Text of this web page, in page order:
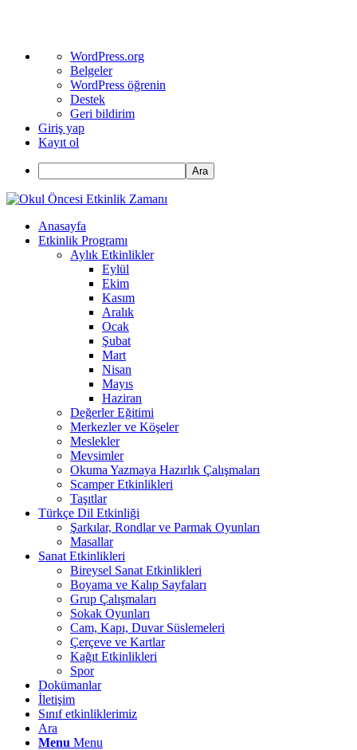
WordPress
hakkında
WordPress.org
Belgeler
WordPress öğrenin
Destek
Geri bildirim
Giriş yap
Kayıt ol
Ara
Anasayfa
Etkinlik Programı
Aylık Etkinlikler
Eylül
Ekim
Kasım
Aralık
Ocak
Şubat
Mart
Nisan
Mayıs
Haziran
Değerler Eğitimi
Merkezler ve Köşeler
Meslekler
Mevsimler
Okuma Yazmaya Hazırlık Çalışmaları
Scamper Etkinlikleri
Taşıtlar
Türkçe Dil Etkinliği
Şarkılar, Rondlar ve Parmak Oyunları
Masallar
Sanat Etkinlikleri
Bireysel Sanat Etkinlikleri
Boyama ve Kalıp Sayfaları
Grup Çalışmaları
Sokak Oyunları
Cam, Kapı, Duvar Süslemeleri
Çerçeve ve Kartlar
Kağıt Etkinlikleri
Spor
Dokümanlar
İletişim
Sınıf etkinliklerimiz
Ara
Menu Menu